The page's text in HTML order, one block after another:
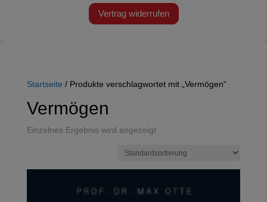
Vertrag widerrufen
Startseite / Produkte verschlagwortet mit „Vermögen“
Vermögen
Einzelnes Ergebnis wird angezeigt